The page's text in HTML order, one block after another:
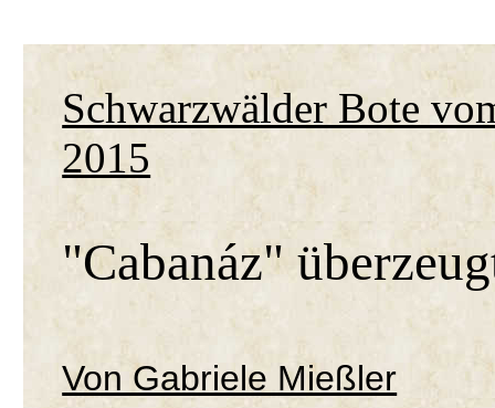
Schwarzwälder Bote
2015
"Cabanáz"
Von Gabriele Mießler